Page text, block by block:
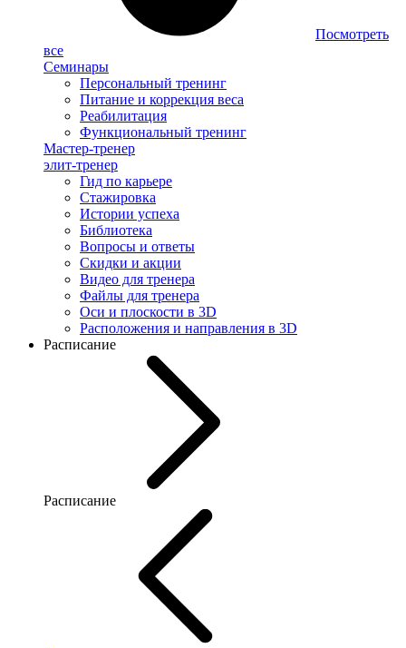
Посмотреть
все
Семинары
Персональный тренинг
Питание и коррекция веса
Реабилитация
Функциональный тренинг
Мастер-тренер
элит-тренер
Гид по карьере
Стажировка
Истории успеха
Библиотека
Вопросы и ответы
Скидки и акции
Видео для тренера
Файлы для тренера
Оси и плоскости в 3D
Расположения и направления в 3D
Расписание
Расписание